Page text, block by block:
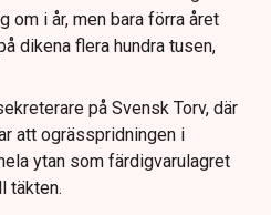
om i år, men bara förra året
dikena flera hundra tusen,
på Svensk Torv, där
att ogrässpridningen i
ytan som färdigvarulagret
täkten.